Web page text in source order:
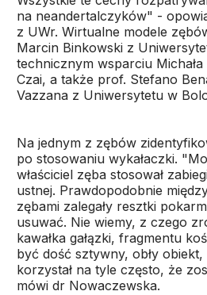
na neandertalczyków" -
z UWr. Wirtualne modele
Marcin Binkowski z
technicznym wsparciu
Czai, a także prof. Stefano
Vazzana z Uniwersytetu w
Na jednym z zębów
po stosowaniu wykałaczki.
właściciel zęba stosował
ustnej. Prawdopodobnie
zębami zalegały resztki
usuwać. Nie wiemy, z czego
kawałka gałązki, fragmentu
być dość sztywny, obły
korzystał na tyle często, że
mówi dr Nowaczewska.